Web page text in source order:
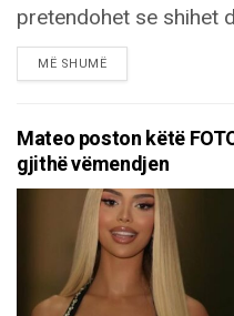
pretendohet se shihet
MË SHUMËDETAILS
Mateo poston këtë
gjithë vëmendjen